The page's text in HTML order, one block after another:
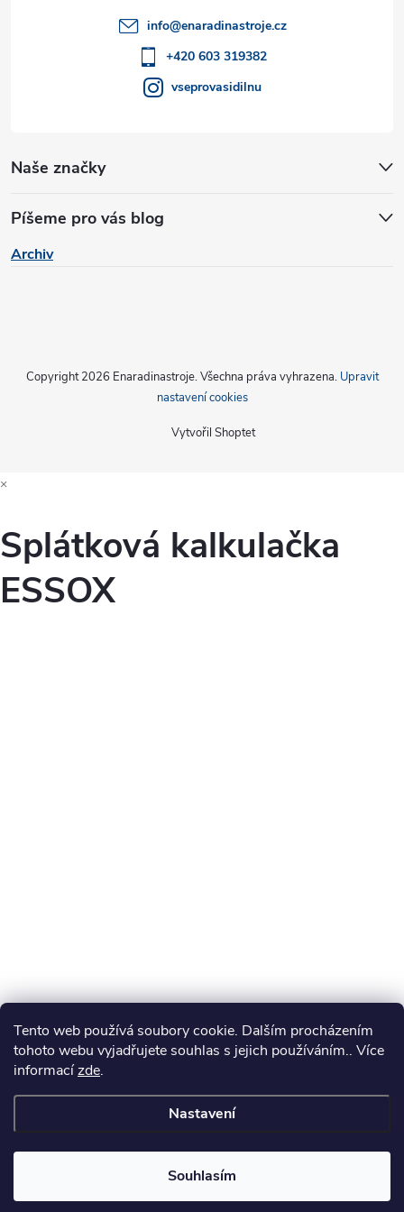
Tento web používá soubory cookie. Dalším procházením
tohoto webu vyjadřujete souhlas s jejich používáním.. Více
informacízde.
Nastavení
Souhlasím
i
s
u
Naše značky
Píšeme pro vás blog
Archiv
info@enaradinastroje.cz
+420 603 319382
vseprovasidilnu
Vytvořil Shoptet
Copyright 2026 Enaradinastroje. Všechna práva vyhrazena. Upravit
nastavení cookies
×
Splátková kalkulačka
ESSOX